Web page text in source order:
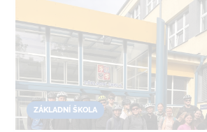
ZÁKLADNÍ ŠKOLA